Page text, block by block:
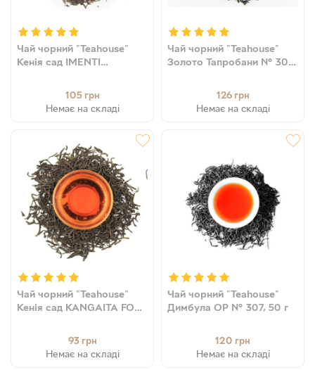
Чай чорний "Teahouse"
Кенія сад IMENTI
105 грн
Немає на складі
Чай чорний "Teahouse"
Золото Тапробани № 302,
126 грн
Немає на складі
Чай чорний "Teahouse"
Кенія сад KANGAITA FOP
93 грн
Немає на складі
Чай чорний "Teahouse"
Димбула ОР № 307, 50 г
120 грн
Немає на складі